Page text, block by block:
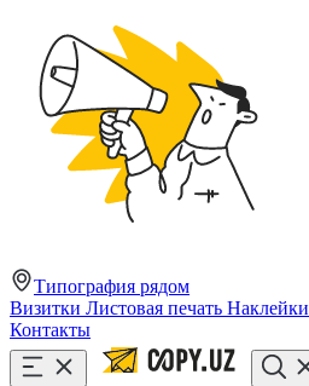
Типография рядом
Визитки Листовая печать Наклейки
Контакты